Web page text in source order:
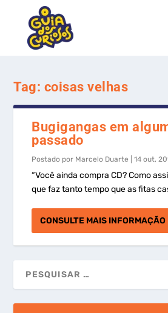
Tag: coisas velhas
Bugigangas em
passado
Postado por Marcelo Duarte |14 out,
“Você ainda compra CD? Como
que faz tanto tempo que as fitas
CONSULTE MAIS INFORMAÇÃO